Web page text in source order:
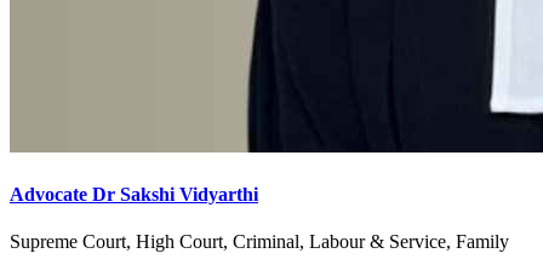
Advocate Dr Sakshi Vidyarthi
Supreme Court, High Court, Criminal, Labour & Service, Family